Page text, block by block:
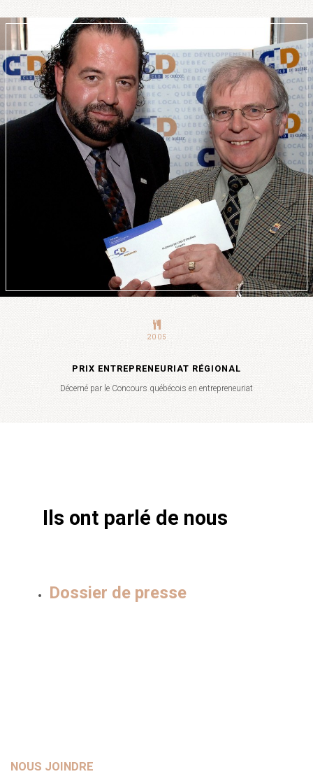
2005
PRIX ENTREPRENEURIAT RÉGIONAL
Décerné par le Concours québécois en entrepreneuriat
Ils ont parlé de nous
Dossier de presse
NOUS JOINDRE